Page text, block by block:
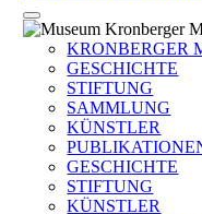
KRONBERGER
GESCHICHTE
STIFTUNG
SAMMLUNG
KÜNSTLER
GESCHICHTE
STIFTUNG
KÜNSTLER